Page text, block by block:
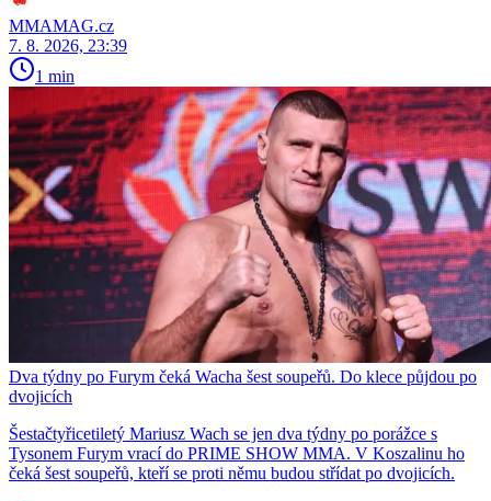
MMAMAG.cz
7. 8. 2026, 23:39
1 min
Dva týdny po Furym čeká Wacha šest soupeřů. Do klece půjdou po
dvojicích
Šestačtyřicetiletý Mariusz Wach se jen dva týdny po porážce s
Tysonem Furym vrací do PRIME SHOW MMA. V Koszalinu ho
čeká šest soupeřů, kteří se proti němu budou střídat po dvojicích.